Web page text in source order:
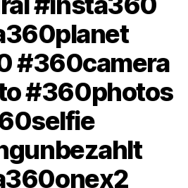
#360camera
#360photos